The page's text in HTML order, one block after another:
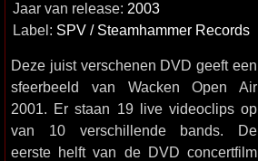
Jaar van release: 2003
Label: SPV / Steamhammer Records
Deze juist verschenen DVD geeft een
sfeerbeeld van Wacken Open Air
2001. Er staan 19 live videoclips op
van 10 verschillende bands. De
eerste helft van de DVD concertfilm